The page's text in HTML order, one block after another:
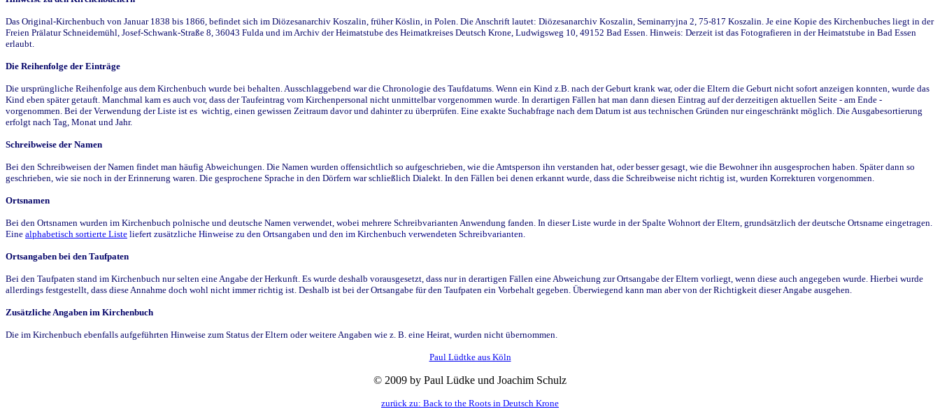
Das Original-Kirchenbuch von Januar 1838 bis 1866, befindet sich im Diözesanarchiv Koszalin, früher Köslin, in Polen. Die Anschrift lautet: Diözesanarchiv Koszalin, Seminarryjna 2, 75-817 Koszalin. Je eine Kopie des Kirchenbuches liegt in der
Freien Prälatur Schneidemühl, Josef-Schwank-Straße 8, 36043 Fulda und im Archiv der Heimatstube des Heimatkreises Deutsch Krone, Ludwigsweg 10, 49152 Bad Essen. Hinweis: Derzeit ist das Fotografieren in der Heimatstube in Bad Essen
erlaubt.
Die Reihenfolge der Einträge
Die ursprüngliche Reihenfolge aus dem Kirchenbuch wurde bei behalten. Ausschlaggebend war die Chronologie des Taufdatums. Wenn ein Kind z.B. nach der Geburt krank war, oder die Eltern die Geburt nicht sofort anzeigen konnten, wurde das
Kind eben später getauft. Manchmal kam es auch vor, dass der Taufeintrag vom Kirchenpersonal nicht unmittelbar vorgenommen wurde. In derartigen Fällen hat man dann diesen Eintrag auf der derzeitigen aktuellen Seite - am Ende -
vorgenommen. Bei der Verwendung der Liste ist es wichtig, einen gewissen Zeitraum davor und dahinter zu überprüfen. Eine exakte Suchabfrage nach dem Datum ist aus technischen Gründen nur eingeschränkt möglich. Die Ausgabesortierung
erfolgt nach Tag, Monat und Jahr.
Schreibweise der Namen
Bei den Schreibweisen der Namen findet man häufig Abweichungen. Die Namen wurden offensichtlich so aufgeschrieben, wie die Amtsperson ihn verstanden hat, oder besser gesagt, wie die Bewohner ihn ausgesprochen haben. Später dann so
geschrieben, wie sie noch in der Erinnerung waren. Die gesprochene Sprache in den Dörfern war schließlich Dialekt. In den Fällen bei denen erkannt wurde, dass die Schreibweise nicht richtig ist, wurden Korrekturen vorgenommen.
Ortsnamen
Bei den Ortsnamen wurden im Kirchenbuch polnische und deutsche Namen verwendet, wobei mehrere Schreibvarianten Anwendung fanden. In dieser Liste wurde in der Spalte Wohnort der Eltern, grundsätzlich der deutsche Ortsname eingetragen.
Eine alphabetisch sortierte Liste liefert zusätzliche Hinweise zu den Ortsangaben und den im Kirchenbuch verwendeten Schreibvarianten.
Ortsangaben bei den Taufpaten
Bei den Taufpaten stand im Kirchenbuch nur selten eine Angabe der Herkunft. Es wurde deshalb vorausgesetzt, dass nur in derartigen Fällen eine Abweichung zur Ortsangabe der Eltern vorliegt, wenn diese auch angegeben wurde. Hierbei wurde
allerdings festgestellt, dass diese Annahme doch wohl nicht immer richtig ist. Deshalb ist bei der Ortsangabe für den Taufpaten ein Vorbehalt gegeben. Überwiegend kann man aber von der Richtigkeit dieser Angabe ausgehen.
Zusätzliche Angaben im Kirchenbuch
Die im Kirchenbuch ebenfalls aufgeführten Hinweise zum Status der Eltern oder weitere Angaben wie z. B. eine Heirat, wurden nicht übernommen.
Paul Lüdtke aus Köln
© 2009 by Paul Lüdke und Joachim Schulz
zurück zu: Back to the Roots in Deutsch Krone